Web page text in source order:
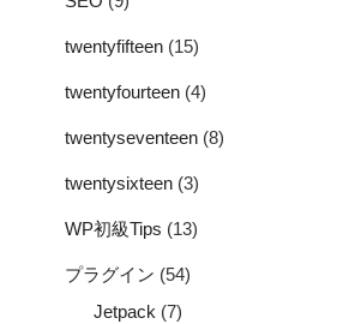
twentyfifteen (15)
twentyfourteen (4)
twentyseventeen (8)
twentysixteen (3)
WP初級Tips (13)
プラグイン (54)
Jetpack (7)